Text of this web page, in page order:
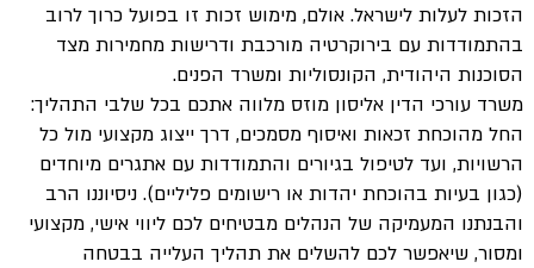
הזכות לעלות לישראל. אולם, מימוש זכות זו בפועל כרוך לרוב
בהתמודדות עם בירוקרטיה מורכבת ודרישות מחמירות מצד
הסוכנות היהודית, הקונסוליות ומשרד הפנים.
משרד עורכי הדין אליסון מוזס מלווה אתכם בכל שלבי התהליך:
החל מהוכחת זכאות ואיסוף מסמכים, דרך ייצוג מקצועי מול כל
הרשויות, ועד לטיפול בגיורים והתמודדות עם אתגרים מיוחדים
(כגון בעיות בהוכחת יהדות או רישומים פליליים). ניסיוננו הרב
והבנתנו המעמיקה של הנהלים מבטיחים לכם ליווי אישי, מקצועי
ומסור, שיאפשר לכם להשלים את תהליך העלייה בבטחה